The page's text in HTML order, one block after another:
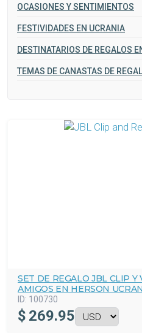
OCASIONES Y SENTIMIENTOS
FESTIVIDADES EN UCRANIA
DESTINATARIOS DE REGALOS
TEMAS DE CANASTAS DE
SET DE REGALO JBL CLIP
AMIGOS EN HERSON
ID: 100730
$ 269.95